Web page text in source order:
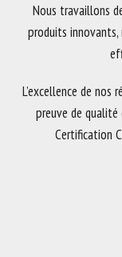
Nous travaillons
produits innovants,
L’excellence de nos
preuve de qualité
Certification